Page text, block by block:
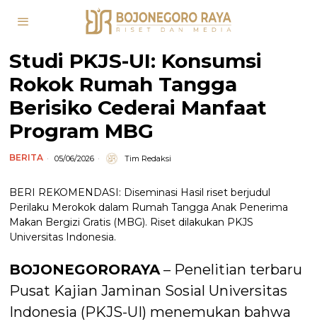
Studi PKJS-UI: Konsumsi
Rokok Rumah Tangga
Berisiko Cederai Manfaat
Program MBG
BERITA 05/06/2026 Tim Redaksi
BERI REKOMENDASI: Diseminasi Hasil riset berjudul
Perilaku Merokok dalam Rumah Tangga Anak Penerima
Makan Bergizi Gratis (MBG). Riset dilakukan PKJS
Universitas Indonesia.
BOJONEGORORAYA– Penelitian terbaru
Pusat Kajian Jaminan Sosial Universitas
Indonesia (PKJS-UI) menemukan bahwa